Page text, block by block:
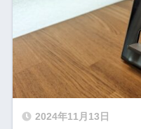
2024年11月13日